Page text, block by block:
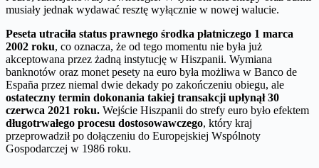
musiały jednak wydawać resztę wyłącznie w nowej walucie.
Peseta utraciła status prawnego środka płatniczego 1 marca
2002 roku, co oznacza, że od tego momentu nie była już
akceptowana przez żadną instytucję w Hiszpanii. Wymiana
banknotów oraz monet pesety na euro była możliwa w Banco de
España przez niemal dwie dekady po zakończeniu obiegu, ale
ostateczny termin dokonania takiej transakcji upłynął 30
czerwca 2021 roku. Wejście Hiszpanii do strefy euro było efektem
długotrwałego procesu dostosowawczego, który kraj
przeprowadził po dołączeniu do Europejskiej Wspólnoty
Gospodarczej w 1986 roku.